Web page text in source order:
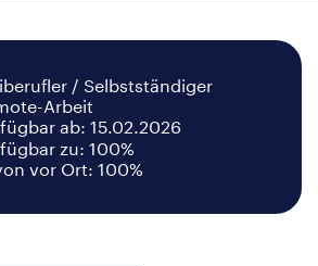
/ Selbstständiger
Arbeit
ab: 15.02.2026
zu: 100%
vor Ort: 100%